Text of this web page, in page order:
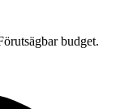
budget.